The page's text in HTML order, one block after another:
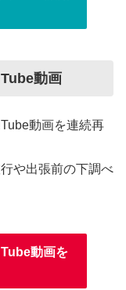
動画
動画を連続再
や出張前の下調べ
動画を